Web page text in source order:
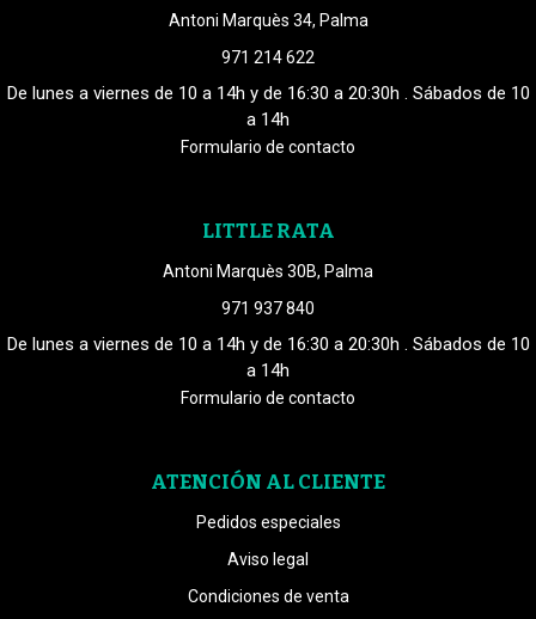
Antoni Marquès 34, Palma
971 214 622
De lunes a viernes de 10 a 14h y de 16:30 a 20:30h . Sábados de 10
a 14h
Formulario de contacto
LITTLE RATA
Antoni Marquès 30B, Palma
971 937 840
De lunes a viernes de 10 a 14h y de 16:30 a 20:30h . Sábados de 10
a 14h
Formulario de contacto
ATENCIÓN AL CLIENTE
Pedidos especiales
Aviso legal
Condiciones de venta